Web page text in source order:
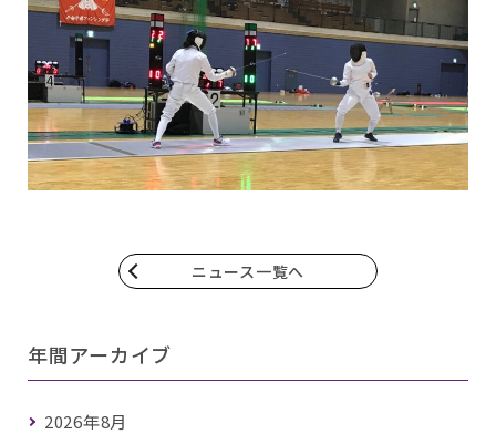
ニュース一覧へ
年間アーカイブ
2026年8月